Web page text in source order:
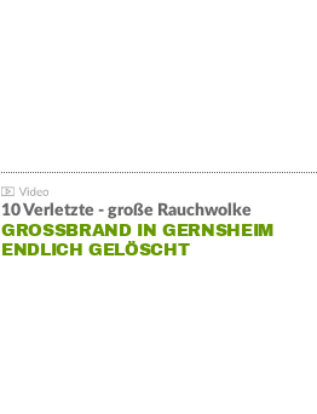
10 Verletzte - große Rauchwolke
GROSSBRAND IN GERNSHEIM E
NDLICH GELÖSCHT